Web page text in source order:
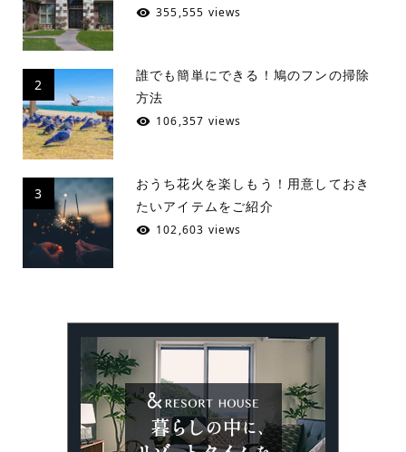
355,555 views
2
誰でも簡単にできる！鳩のフンの掃除
方法
106,357 views
3
おうち花火を楽しもう！用意しておき
たいアイテムをご紹介
102,603 views